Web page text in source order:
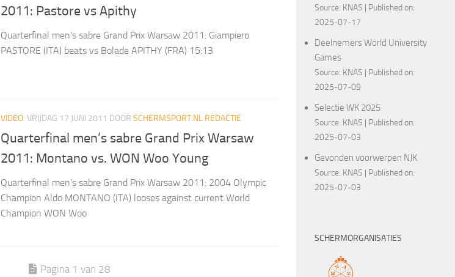
2011: Pastore vs Apithy
Quarterfinal men’s sabre Grand Prix Warsaw 2011: Giampiero
PASTORE (ITA) beats vs Bolade APITHY (FRA) 15:13
VIDEO VRIJDAG 17 JUNI 2011 DOOR SCHERMSPORT.NL REDACTIE
Quarterfinal men’s sabre Grand Prix Warsaw
2011: Montano vs. WON Woo Young
Quarterfinal men’s sabre Grand Prix Warsaw 2011: 2004 Olympic
Champion Aldo MONTANO (ITA) looses against current World
Champion WON Woo
Pagina 1 van 28
Source: KNAS
Published on:
2025-07-17
Deelnemers World University
Games
Source: KNAS
Published on:
2025-07-09
Selectie WK 2025
Source: KNAS
Published on:
2025-07-03
Gevonden voorwerpen NJK
Source: KNAS
Published on:
2025-07-03
SCHERMORGANISATIES